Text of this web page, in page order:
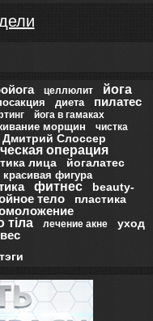
целлюлит йога
диета пилатес
йога в гамаках
морщин
чистка
Дмитрий Слоссер
операция
лица
йогалатес
красивая фигура
фитнес
beauty-
тело
пластика
тіла лечение акне
уход